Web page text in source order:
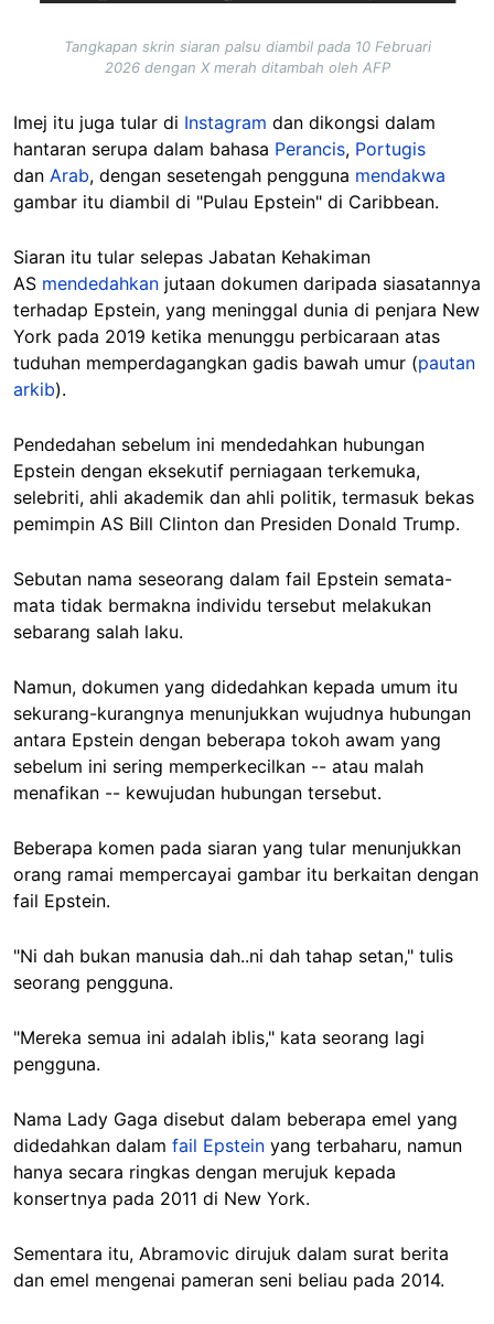
Tangkapan skrin siaran palsu diambil pada 10 Februari
2026 dengan X merah ditambah oleh AFP
Imej itu juga tular di Instagram dan dikongsi dalam
hantaran serupa dalam bahasa Perancis, Portugis
dan Arab, dengan sesetengah pengguna mendakwa
gambar itu diambil di "Pulau Epstein" di Caribbean.
Siaran itu tular selepas Jabatan Kehakiman
AS mendedahkan jutaan dokumen daripada siasatannya
terhadap Epstein, yang meninggal dunia di penjara New
York pada 2019 ketika menunggu perbicaraan atas
tuduhan memperdagangkan gadis bawah umur (pautan
arkib).
Pendedahan sebelum ini mendedahkan hubungan
Epstein dengan eksekutif perniagaan terkemuka,
selebriti, ahli akademik dan ahli politik, termasuk bekas
pemimpin AS Bill Clinton dan Presiden Donald Trump.
Sebutan nama seseorang dalam fail Epstein semata-
mata tidak bermakna individu tersebut melakukan
sebarang salah laku.
Namun, dokumen yang didedahkan kepada umum itu
sekurang-kurangnya menunjukkan wujudnya hubungan
antara Epstein dengan beberapa tokoh awam yang
sebelum ini sering memperkecilkan -- atau malah
menafikan -- kewujudan hubungan tersebut.
Beberapa komen pada siaran yang tular menunjukkan
orang ramai mempercayai gambar itu berkaitan dengan
fail Epstein.
"Ni dah bukan manusia dah..ni dah tahap setan," tulis
seorang pengguna.
"Mereka semua ini adalah iblis," kata seorang lagi
pengguna.
Nama Lady Gaga disebut dalam beberapa emel yang
didedahkan dalam fail Epstein yang terbaharu, namun
hanya secara ringkas dengan merujuk kepada
konsertnya pada 2011 di New York.
Sementara itu, Abramovic dirujuk dalam surat berita
dan emel mengenai pameran seni beliau pada 2014.